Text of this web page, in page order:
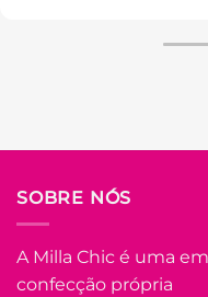
SOBRE NÓS
A Milla Chic é uma
confecção própria